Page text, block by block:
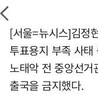
[서울=뉴시스]김정
투표용지 부족 사
노태악 전 중앙선
출국을 금지했다.